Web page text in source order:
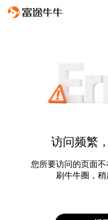
访问频繁
您所要访问的页面
刷牛牛圈，